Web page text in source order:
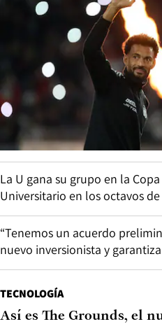
La U gana su grupo en la
Universitario en los octavos
“Tenemos un acuerdo
nuevo inversionista y
TECNOLOGÍA
Así es The Grounds, el